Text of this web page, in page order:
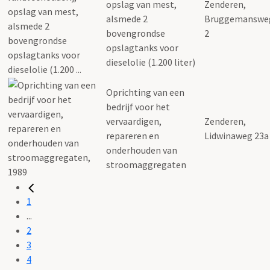
opslag van mest,
alsmede 2
bovengrondse
opslagtanks voor
dieselolie (1.200 liter)
Zenderen,
2
Oprichting van een
bedrijf voor het
vervaardigen,
repareren en
onderhouden van
stroomaggregaten
Zenderen,
Lidwinaweg 23a
1
...
2
3
4